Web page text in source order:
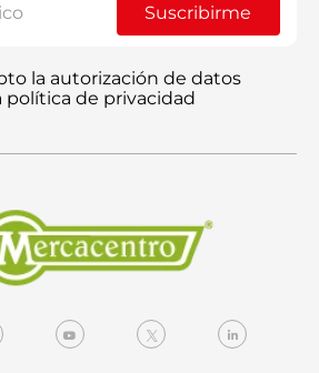
Suscribirme
la autorización de datos
política de privacidad